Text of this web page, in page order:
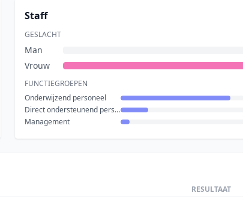
Staff
GESLACHT
Man
Vrouw
FUNCTIEGROEPEN
Onderwijzend personeel
Direct ondersteunend personeel
Management
RESULTAAT